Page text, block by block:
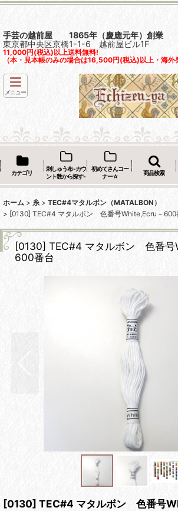
手芸の越前屋 1865年（慶應元年）創業
東京都中央区京橋1-1-6 越前屋ビル1F
11,000円(税込)以上送料無料!
（本・見本帳のみの場合は16,500円(税込)以上・海外
メニュー
カテゴリ
刺しゅう布 -カウ
ント数から探す-
初めてさんコー
ナー☆
商品検索
ホーム > 糸 > TEC#4マタルボン（MATALBON）
> [0130] TEC#4 マタルボン 色番号White,Ecru－600
[0130] TEC#4 マタルボン 色番号
600番台
[0130] TEC#4 マタルボン 色番号